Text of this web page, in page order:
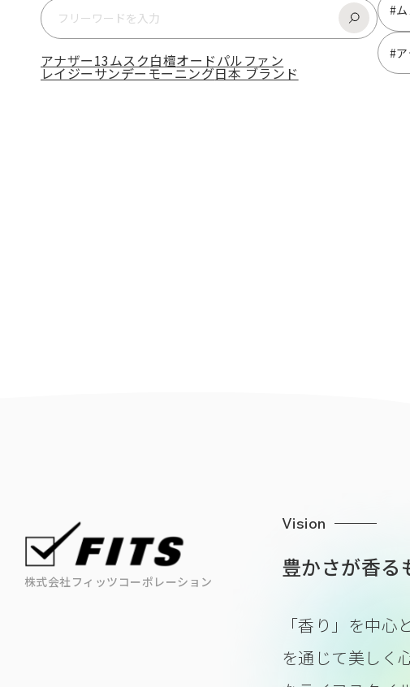
アナザー13ムスク白檀オードパルファン
レイジーサンデーモーニング日本 ブランド
#ム
#
株式会社フィッツコーポレーション
Vision
豊かさが香る
「香り」を中心
を通じて美しく